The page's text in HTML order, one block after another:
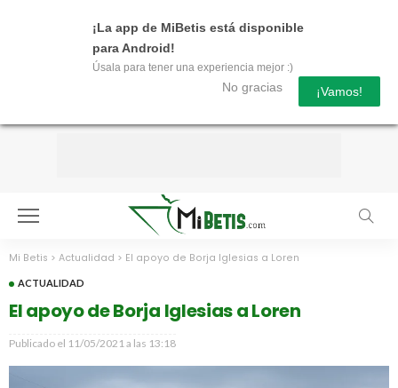
¡La app de MiBetis está disponible
para Android!
Úsala para tener una experiencia mejor :)
No gracias ¡Vamos!
Mi Betis > Actualidad > El apoyo de Borja Iglesias a Loren
ACTUALIDAD
El apoyo de Borja Iglesias a Loren
Publicado el 11/05/2021 a las 13:18